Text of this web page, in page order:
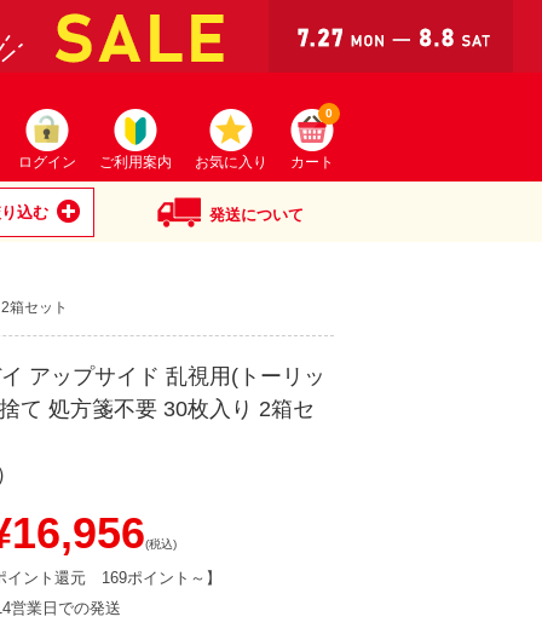
ログイン ご利用案内 お気に入り カート
0
込む 発送について
箱セット
アップサイド 乱視用(トーリッ
て 処方箋不要 30枚入り 2箱セ
(税込)
イント還元 169ポイント～ 】
営業日での発送